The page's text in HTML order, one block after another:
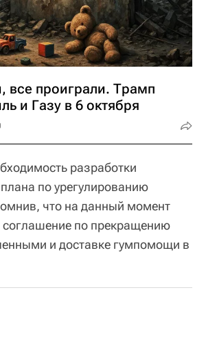
все проиграли. Трамп
и Газу в 6 октября
разработки
по урегулированию
что на данный момент
соглашение по прекращению
и доставке гумпомощи в